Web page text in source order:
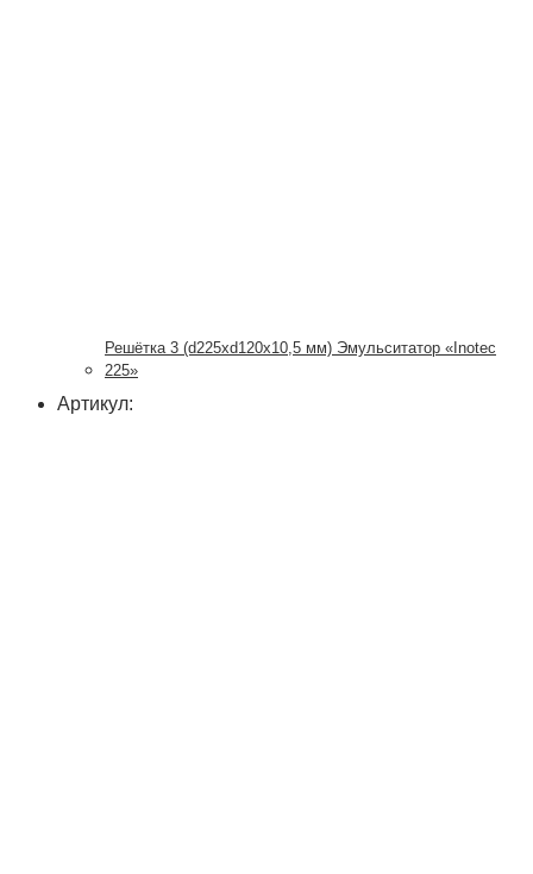
Решётка 3 (d225xd120x10,5 мм) Эмульситатор «Inotec
225»
Артикул: